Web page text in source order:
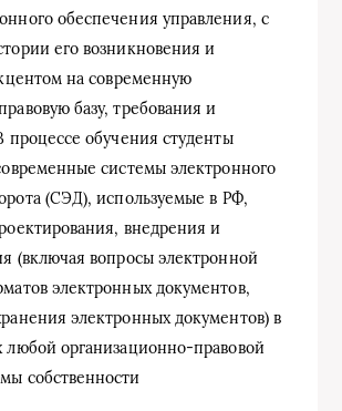
обеспечения управления, с
его возникновения и
на современную
базу, требования и
процессе обучения студенты
системы электронного
(СЭД), используемые в РФ,
внедрения и
(включая вопросы электронной
электронных документов,
электронных документов) в
любой организационно-правовой
собственности